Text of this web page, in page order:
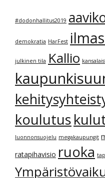
#dodonhallitus2019
demokratia HarFest
julkinen tila Kallio
koulutus
luonnonsuojelu megakaupungit
ratapihavisio ruoka